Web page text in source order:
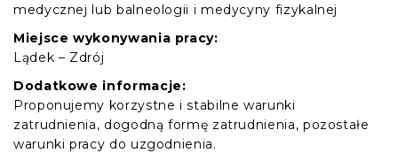
medycznej lub balneologii i medycyny fizykalnej
Miejsce wykonywania pracy:
Lądek – Zdrój
Dodatkowe informacje:
Proponujemy korzystne i stabilne warunki
zatrudnienia, dogodną formę zatrudnienia, pozostałe
warunki pracy do uzgodnienia.